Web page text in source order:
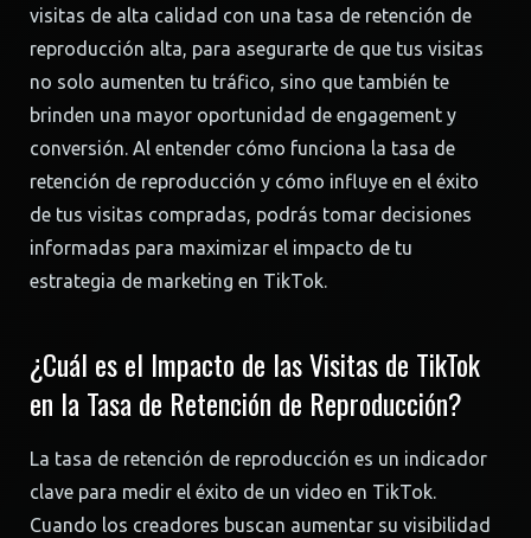
visitas de alta calidad con una tasa de retención de
reproducción alta, para asegurarte de que tus visitas
no solo aumenten tu tráfico, sino que también te
brinden una mayor oportunidad de engagement y
conversión. Al entender cómo funciona la tasa de
retención de reproducción y cómo influye en el éxito
de tus visitas compradas, podrás tomar decisiones
informadas para maximizar el impacto de tu
estrategia de marketing en TikTok.
¿Cuál es el Impacto de las Visitas de TikTok
en la Tasa de Retención de Reproducción?
La tasa de retención de reproducción es un indicador
clave para medir el éxito de un video en TikTok.
Cuando los creadores buscan aumentar su visibilidad